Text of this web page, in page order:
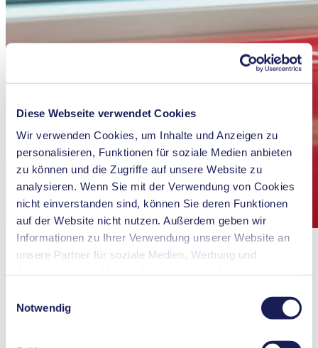
Diese Webseite verwendet Cookies
Wir verwenden Cookies, um Inhalte und Anzeigen zu
personalisieren, Funktionen für soziale Medien anbieten
zu können und die Zugriffe auf unsere Website zu
analysieren. Wenn Sie mit der Verwendung von Cookies
nicht einverstanden sind, können Sie deren Funktionen
auf der Website nicht nutzen. Außerdem geben wir
Informationen zu Ihrer Verwendung unserer Website an
unsere Partner für soziale Medien, Werbung und
zusammen, die Sie ihnen bereitgestellt haben oder die
sie im Rahmen Ihrer Nutzung der Dienste gesammelt
haben. Sie können Ihre Einwilligung jederzeit widerrufen,
Notwendig